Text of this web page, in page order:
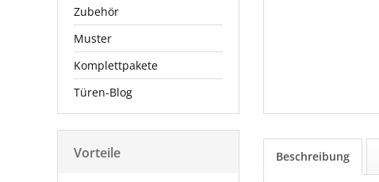
Zubehör
Muster
Komplettpakete
Türen-Blog
Vorteile Beschreibung